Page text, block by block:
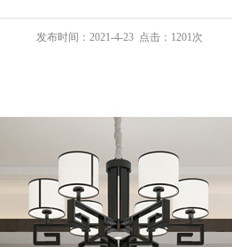
发布时间：2021-4-23 点击：1201次